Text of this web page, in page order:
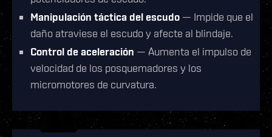
Manipulación táctica del escudo — Impide que el
daño atraviese el escudo y afecte al blindaje.
Control de aceleración — Aumenta el impulso de
velocidad de los posquemadores y los
micromotores de curvatura.